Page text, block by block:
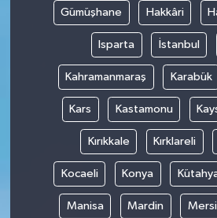
Gümüşhane Hakkâri
Isparta İstanbul
Kahramanmaraş Karabük
Kars Kastamonu
Kırıkkale Kırklareli
Kocaeli Konya
Manisa Mardin